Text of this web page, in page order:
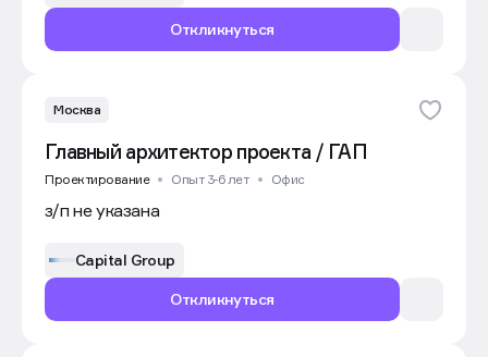
Откликнуться
Москва
Главный архитектор проекта / ГАП
Проектирование Опыт 3-6 лет Офис
з/п не указана
Откликнуться
Capital Group